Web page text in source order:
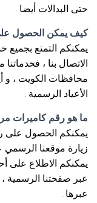
حتى البدالات أيضا .
كيف يمكن الحصول
يمكنكم التمتع
محافظات الكويت ، و
الأعياد الرسمية .
ما هو رقم كاميرات
يمكنكم الحصول على
زيارة موقعنا الرسمي
يمكنكم الاطلاع على
عبر صفحتنا الرسمية
عبرها .